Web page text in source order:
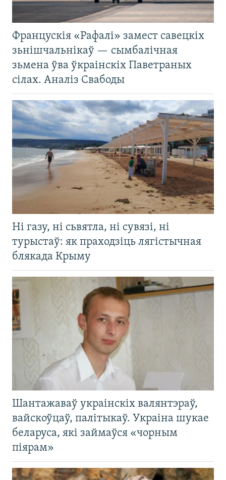
Францускія «Рафалі» замест савецкіх
зьнішчальнікаў — сымбалічная
зьмена ўва ўкраінскіх Паветраных
сілах. Аналіз Свабоды
Ні газу, ні сьвятла, ні сувязі, ні
турыстаў: як праходзіць лягістычная
блякада Крыму
Шантажаваў украінскіх валянтэраў,
вайскоўцаў, палітыкаў. Украіна шукае
беларуса, які займаўся «чорным
піярам»